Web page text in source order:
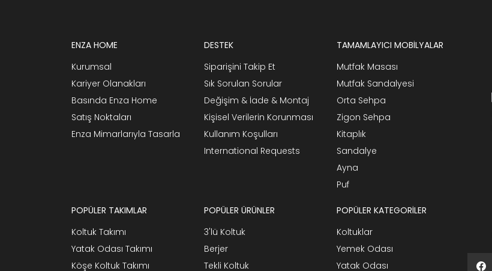
ENZA HOME
Kurumsal
Kariyer Olanakları
Basında Enza Home
Satış Noktaları
Enza Mimarlarıyla Tasarla
DESTEK
Siparişini Takip Et
Sık Sorulan Sorular
Değişim & İade & Montaj
Kişisel Verilerin Korunması
Kullanım Koşulları
International Requests
TAMAMLAYICI MOBİLYALAR
Mutfak Masası
Mutfak Sandalyesi
Orta Sehpa
Zigon Sehpa
Kitaplık
Sandalye
Ayna
Puf
POPÜLER TAKIMLAR
Koltuk Takımı
Yatak Odası Takımı
Köşe Koltuk Takımı
POPÜLER ÜRÜNLER
3'lü Koltuk
Berjer
Tekli Koltuk
POPÜLER KATEGORİLER
Koltuklar
Yemek Odası
Yatak Odası